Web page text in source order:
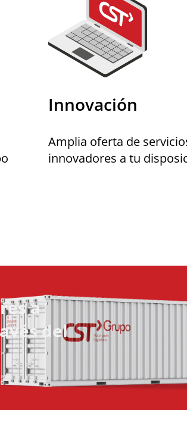
Innovación
Amplia oferta de
innovadores a tu
a
del